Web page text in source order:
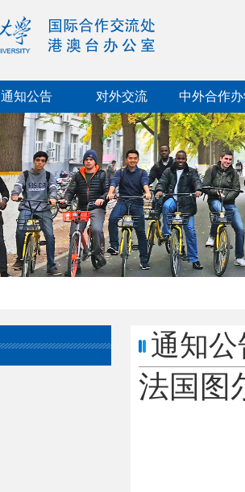
通知公告 对外交流 中外合作
通知公
法国图